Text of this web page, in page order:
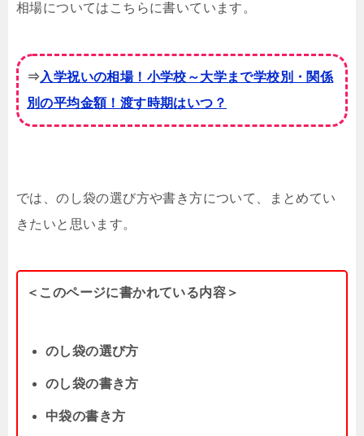
相場についてはこちらに書いています。
⇒ 入学祝いの相場！小学校～大学まで学校別・関係
別の平均金額！渡す時期はいつ？
では、のし袋の選び方や書き方について、まとめてい
きたいと思います。
＜このページに書かれている内容＞
のし袋の選び方
のし袋の書き方
中袋の書き方